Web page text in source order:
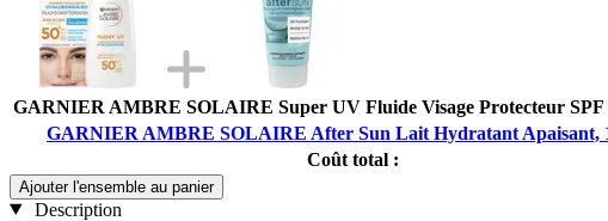
GARNIER AMBRE SOLAIRE Super UV Fluide Visage Protecteur SPF
GARNIER AMBRE SOLAIRE After Sun Lait Hydratant Apaisant,
Coût total :
Ajouter l'ensemble au panier
Description